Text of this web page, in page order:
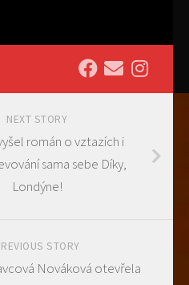
NEXT STORY
román o vztazích i
sama sebe Díky,
Londýne!
STORY
Nováková otevřela